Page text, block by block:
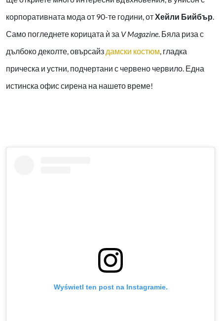
корпоративната мода от 90-те години, отХейли Бийбър
Само погледнете корицата ѝ за V Magazine . Бяла риза с
дълбоко деколте, овърсайз дамски костюм , гладка
прическа и устни, подчертани с червено червило. Една
истинска офис сирена на нашето време!
Wyświetl ten post na Instagramie.